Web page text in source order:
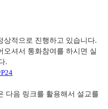
적으로 진행하고 있습니다.
오셔서 통화참여를 하시면 실
.
다음 링크를 활용해서 설교를